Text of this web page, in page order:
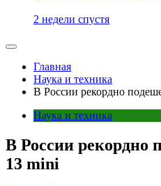
2 недели спустя
Главная
Наука и техника
В России рекордно
Наука и техника
В России рекордно
13 mini